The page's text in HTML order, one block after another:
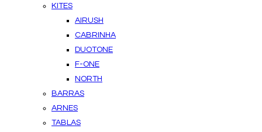
KITES
AIRUSH
CABRINHA
DUOTONE
F-ONE
NORTH
BARRAS
ARNES
TABLAS